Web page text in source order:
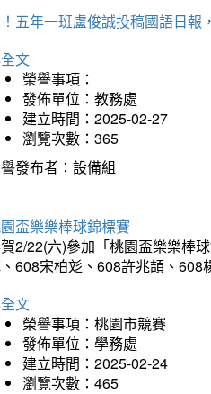
五年一班盧俊誠投稿國語日報
文
榮譽事項：
發佈單位：教務處
建立時間：2025-02-27
瀏覽次數：365
發布者：設備組
盃樂樂棒球錦標賽
2/22(六)參加「桃園盃樂樂棒
608宋柏彣、608許兆頡、
文
榮譽事項：桃園市競賽
發佈單位：學務處
建立時間：2025-02-24
瀏覽次數：465